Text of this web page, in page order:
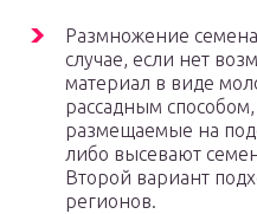
Размножение
случае, если нет
материал в виде
рассадным
размещаемые на
либо высевают
Второй вариант
регионов.